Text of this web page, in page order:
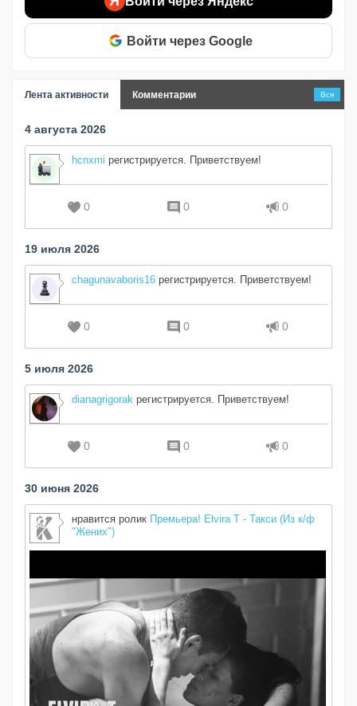
Войти через Google
Лента активности Комментарии Вся
4 августа 2026
hcnxmi регистрируется. Приветствуем!
0 0 0
19 июля 2026
chagunavaboris16 регистрируется. Приветствуем!
0 0 0
5 июля 2026
dianagrigorak регистрируется. Приветствуем!
0 0 0
30 июня 2026
нравится ролик Премьера! Elvira T - Такси (Из к/ф
"Жених")